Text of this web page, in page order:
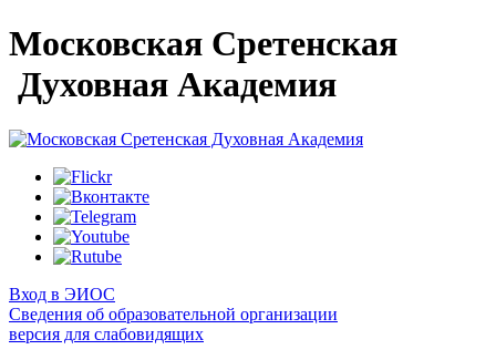
Московская Сретенская
Духовная Академия
Вход в ЭИОС
Сведения об образовательной организации
версия для слабовидящих